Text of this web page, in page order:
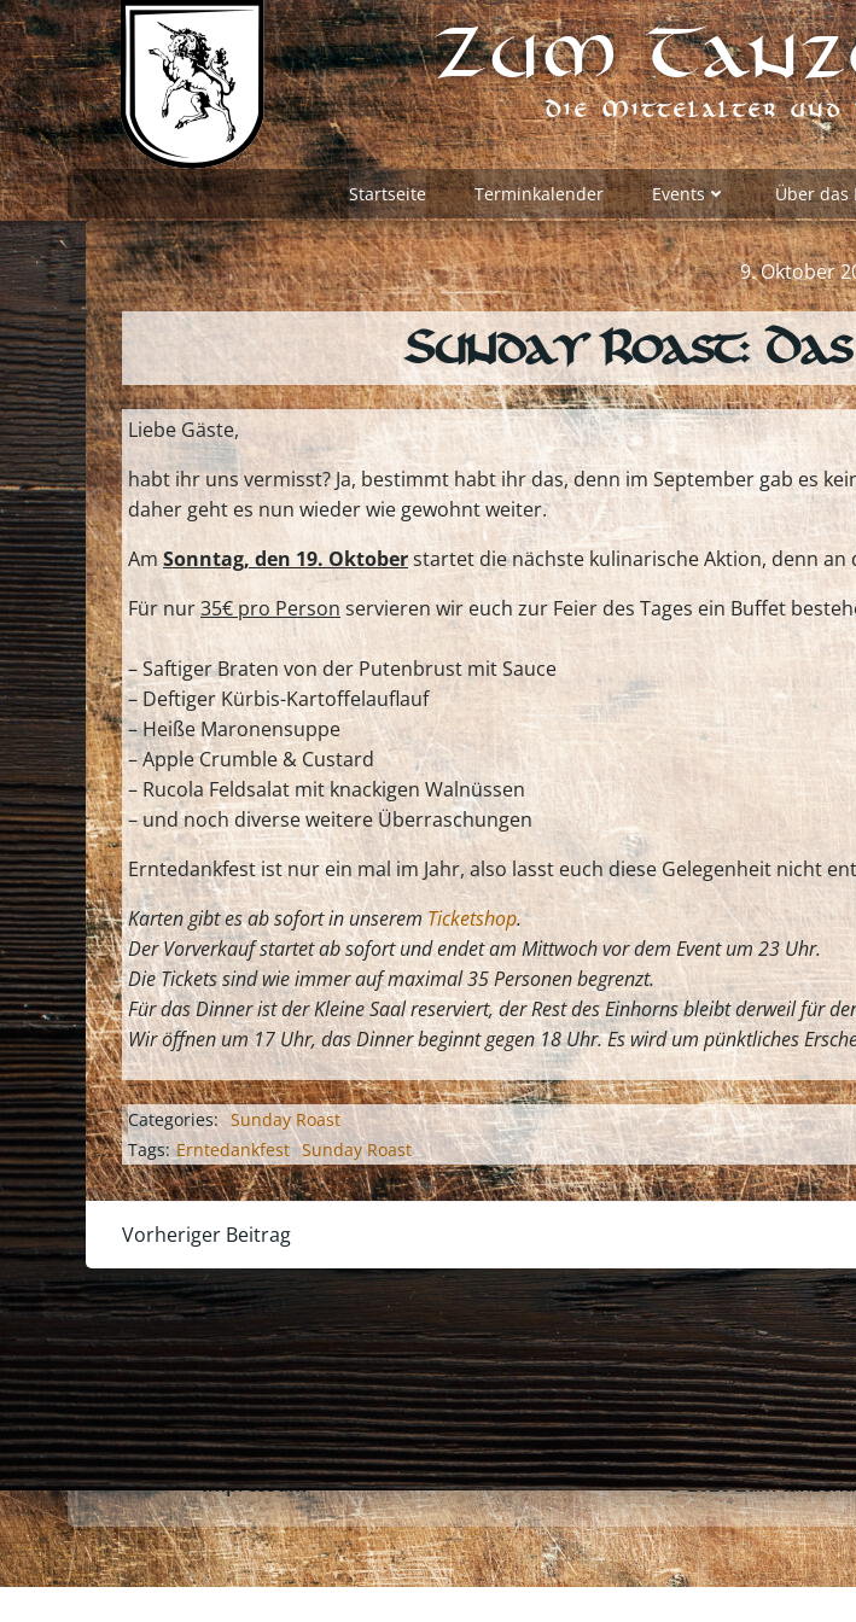
Zum
Inhalt
springen
Zum
Die Mittelalter und
Startseite Terminkalender Events Über das
9. Oktober
Sunday Roast:
Liebe Gäste,
habt ihr uns vermisst? Ja, bestimmt habt ihr das, denn im September gab es
daher geht es nun wieder wie gewohnt weiter.
Am Sonntag, den 19. Oktoberstartet die nächste kulinarische Aktion, denn
Für nur35€ pro Personservieren wir euch zur Feier des Tages ein Buffet
– Saftiger Braten von der Putenbrust mit Sauce
– Deftiger Kürbis-Kartoffelauflauf
– Heiße Maronensuppe
– Apple Crumble & Custard
– Rucola Feldsalat mit knackigen Walnüssen
– und noch diverse weitere Überraschungen
Erntedankfest ist nur ein mal im Jahr, also lasst euch diese Gelegenheit nicht
Karten gibt es ab sofort in unseremTicketshop.
Der Vorverkauf startet ab sofort und endet am Mittwoch vor dem Event um 23 Uhr.
Die Tickets sind wie immer auf maximal 35 Personen begrenzt.
Für das Dinner ist der Kleine Saal reserviert, der Rest des Einhorns bleibt derweil für
Wir öffnen um 17 Uhr, das Dinner beginnt gegen 18 Uhr. Es wird um pünktliches
Categories: Sunday Roast
Tags: Erntedankfest Sunday Roast
Post
navigation
Vorheriger Beitrag
Impressum © 2026 Zum